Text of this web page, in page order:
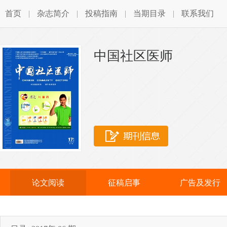
首页 | 杂志简介 | 投稿指南 | 当期目录 | 联系我们
中国社区医师
论文阅读 征稿启事 广告及发行